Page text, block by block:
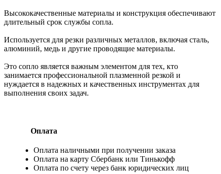
Высококачественные материалы и конструкция обеспечивают
длительный срок службы сопла.
Используется для резки различных металлов, включая сталь,
алюминий, медь и другие проводящие материалы.
Это сопло является важным элементом для тех, кто
занимается профессиональной плазменной резкой и
нуждается в надежных и качественных инструментах для
выполнения своих задач.
Оплата
Оплата наличными при получении заказа
Оплата на карту Сбербанк или Тинькофф
Оплата по счету через банк юридических лиц